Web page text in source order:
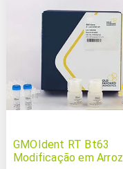
GMOIdent RT Bt63
Modificação em Arroz